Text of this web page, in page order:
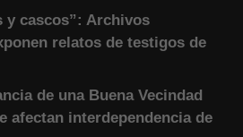
y cascos”: Archivos
relatos de testigos de
de una Buena Vecindad
afectan interdependencia de